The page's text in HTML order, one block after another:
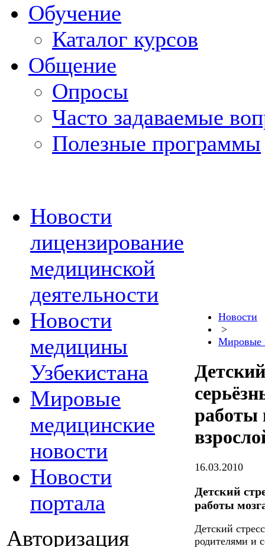
Обучение
Каталог курсов
Общение
Опросы
Часто задаваемые
Полезные программы
Новости
лицензирование
медицинской
деятельности
Новости
медицины
Узбекистана
Мировые
медицинские
новости
Новости
портала
Авторизация
Новости
>
Мировые
работы
16.03.2010
Детский
работы
Детский
родителями и